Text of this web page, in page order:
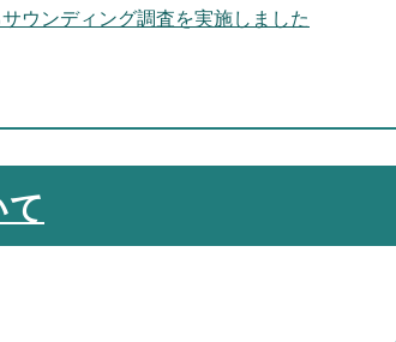
ウンディング調査を実施しました